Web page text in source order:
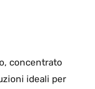
concentrato
ideali per